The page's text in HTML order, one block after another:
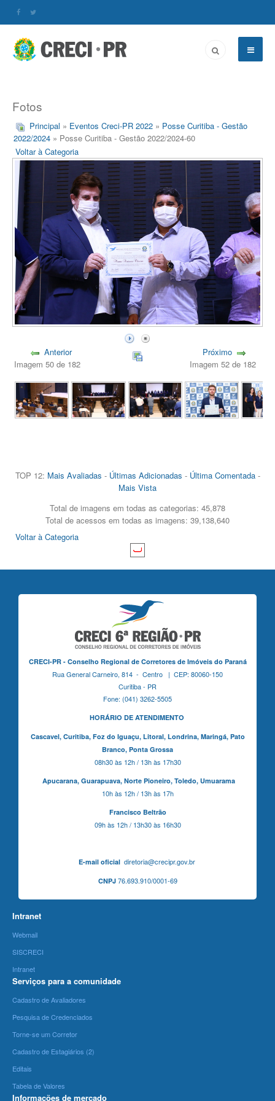
Fotos
Principal » Eventos Creci-PR 2022 » Posse Curitiba - Gestão
2022/2024 » Posse Curitiba - Gestão 2022/2024-60
Voltar à Categoria
Anterior
Imagem 50 de 182
Próximo
Imagem 52 de 182
TOP 12: Mais Avaliadas - Últimas Adicionadas - Última Comentada-
Mais Vista
Total de imagens em todas as categorias: 45,878
Total de acessos em todas as imagens: 39,138,640
Voltar à Categoria
CRECI-PR - Conselho Regional de Corretores de Imóveis do Paraná
Rua General Carneiro, 814 - Centro | CEP: 80060-150
Curitiba - PR
Fone: (041) 3262-5505
HORÁRIO DE ATENDIMENTO
Cascavel, Curitiba,Foz do Iguaçu, Litoral, Londrina, Maringá, Pato
Branco, Ponta Grossa
08h30 às 12h / 13h às 17h30
Apucarana, Guarapuava, Norte Pioneiro, Toledo, Umuarama
10h às 12h / 13h às 17h
Francisco Beltrão
09h às 12h / 13h30 às 16h30
E-mail oficialdiretoria@crecipr.gov.br
CNPJ76.693.910/0001-69
Intranet
Webmail
SISCRECI
Intranet
Serviços para a comunidade
Cadastro de Avaliadores
Pesquisa de Credenciados
Torne-se um Corretor
Cadastro de Estagiários (2)
Editais
Tabela de Valores
Informações de mercado